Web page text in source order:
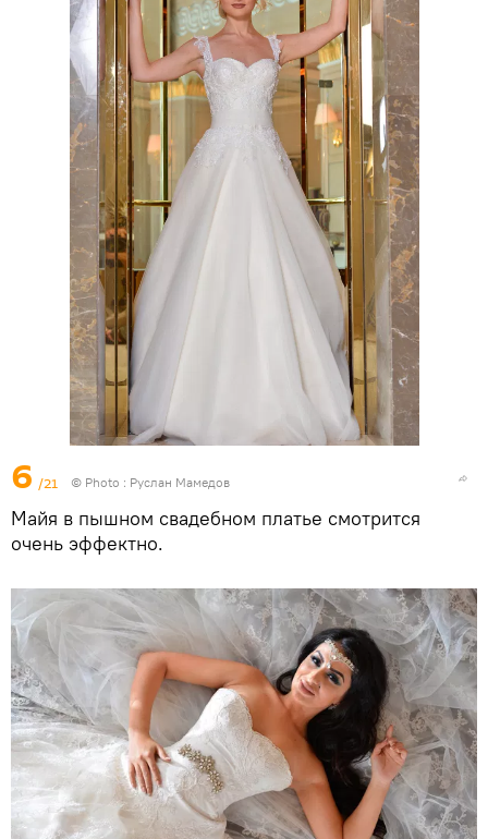
6 /21 © Photo : Руслан Мамедов
Майя в пышном свадебном платье смотрится
очень эффектно.